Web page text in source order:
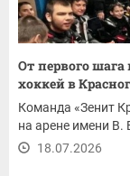
От первого
хоккей в
Команда «Зенит
на арене имени В.
18.07.2026